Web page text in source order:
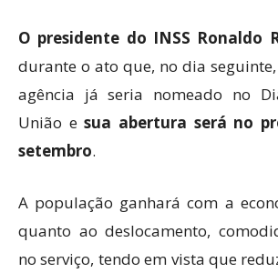
O presidente do INSS Ronaldo
durante o ato que, no dia
agência já seria nomeado no
União esua abertura será no
setembro.
A população ganhará com a
quanto ao deslocamento,
no serviço, tendo em vista que